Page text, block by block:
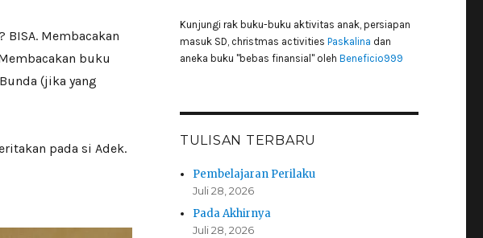
Membacakan
buku
(jika yang
pada si Adek.
Kunjungi rak buku-buku aktivitas anak, persiapan
masuk SD, christmas activities Paskalina dan
aneka buku "bebas finansial" oleh Beneficio999
TULISAN TERBARU
Pembelajaran Perilaku
Juli 28, 2026
Pada Akhirnya
Juli 28, 2026